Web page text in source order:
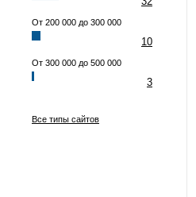
От 200 000 до 300 000
10
От 300 000 до 500 000
3
Все типы сайтов